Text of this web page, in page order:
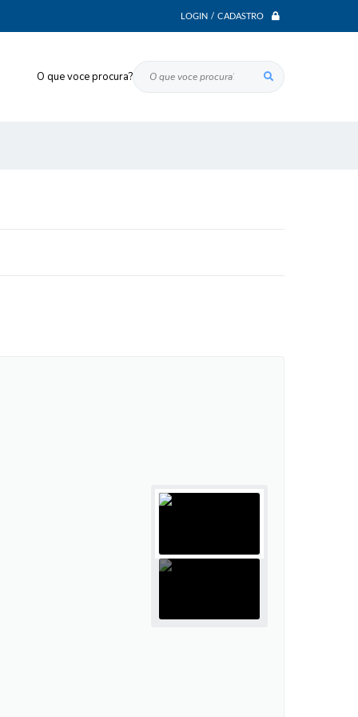
LOGIN / CADASTRO
O que voce procura?